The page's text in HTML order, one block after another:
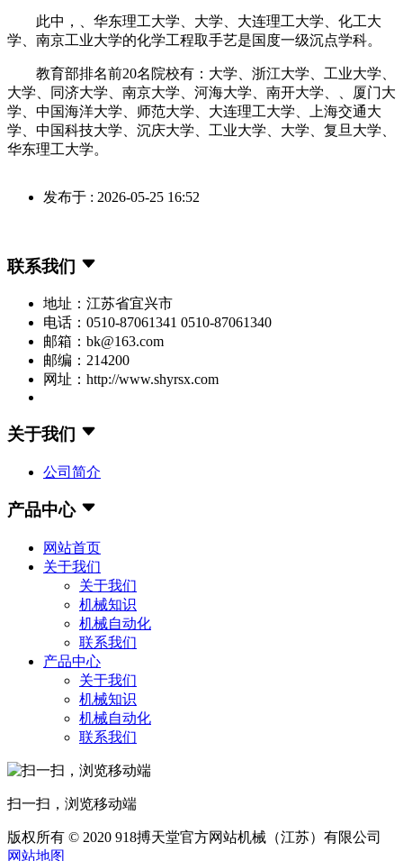
此中，、华东理工大学、大学、大连理工大学、化工大
学、南京工业大学的化学工程取手艺是国度一级沉点学科。
教育部排名前20名院校有：大学、浙江大学、工业大学、
大学、同济大学、南京大学、河海大学、南开大学、、厦门大
学、中国海洋大学、师范大学、大连理工大学、上海交通大
学、中国科技大学、沉庆大学、工业大学、大学、复旦大学、
华东理工大学。
发布于 : 2026-05-25 16:52
联系我们
地址：江苏省宜兴市
电话：0510-87061341 0510-87061340
邮箱：bk@163.com
邮编：214200
网址：http://www.shyrsx.com
关于我们
公司简介
产品中心
网站首页
关于我们
关于我们
机械知识
机械自动化
联系我们
产品中心
关于我们
机械知识
机械自动化
联系我们
扫一扫，浏览移动端
版权所有 © 2020 918搏天堂官方网站机械（江苏）有限公司
网站地图